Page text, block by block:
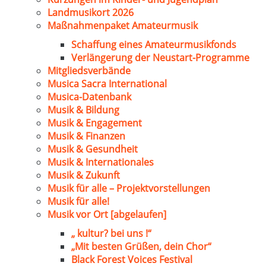
Landmusikort 2026
Maßnahmenpaket Amateurmusik
Schaffung eines Amateurmusikfonds
Verlängerung der Neustart-Programme
Mitgliedsverbände
Musica Sacra International
Musica-Datenbank
Musik & Bildung
Musik & Engagement
Musik & Finanzen
Musik & Gesundheit
Musik & Internationales
Musik & Zukunft
Musik für alle – Projektvorstellungen
Musik für alle!
Musik vor Ort [abgelaufen]
„ kultur? bei uns !“
„Mit besten Grüßen, dein Chor“
Black Forest Voices Festival